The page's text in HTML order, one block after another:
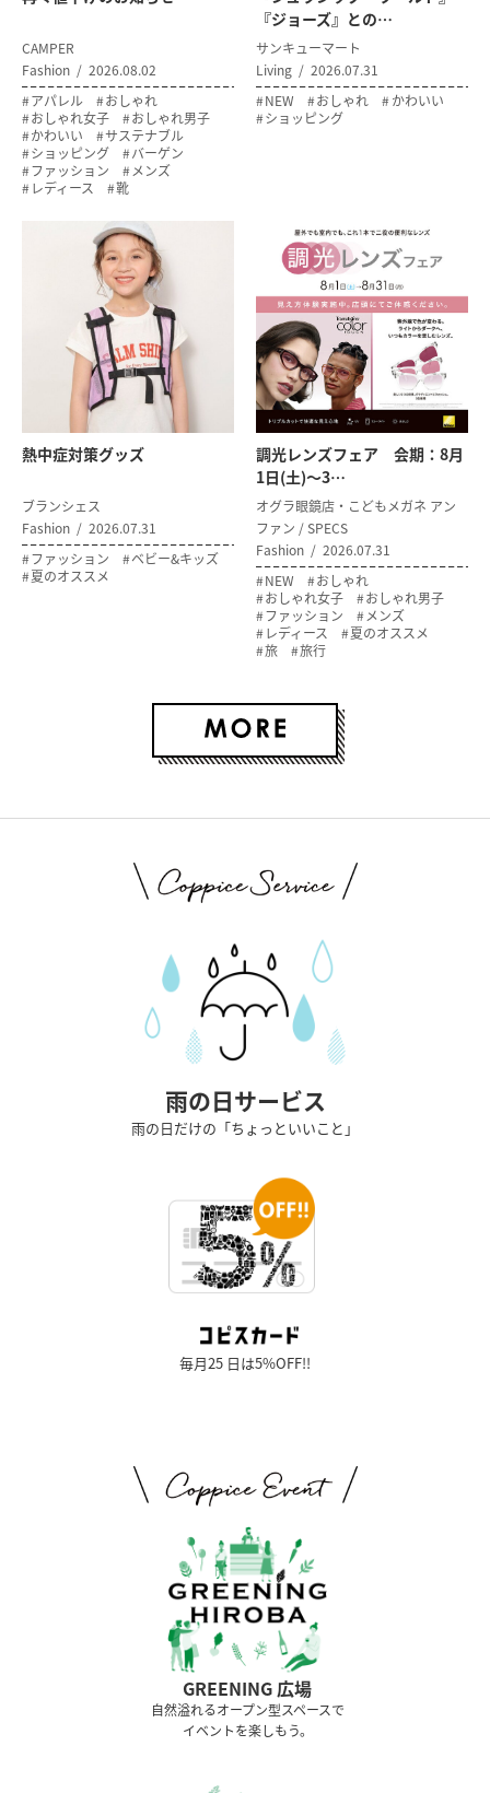
CAMPER
Fashion
2026.08.02
アパレル
おしゃれ
おしゃれ女子
おしゃれ男子
かわいい
サステナブル
ショッピング
バーゲン
ファッション
メンズ
レディース
靴
『ジョーズ』との…
サンキューマート
Living
2026.07.31
NEW
おしゃれ
かわいい
ショッピング
熱中症対策グッズ
ブランシェス
Fashion
2026.07.31
ファッション
ベビー&キッズ
夏のオススメ
調光レンズフェア 会期：8月
1日(土)～3…
オグラ眼鏡店・こどもメガネ アン
ファン / SPECS
Fashion
2026.07.31
NEW
おしゃれ
おしゃれ女子
おしゃれ男子
ファッション
メンズ
レディース
夏のオススメ
旅
旅行
雨の日サービス
雨の日だけの「ちょっといいこと」
毎月25 日は5%OFF!!
GREENING 広場
⾃然溢れるオープン型スペースで
イベントを楽しもう。